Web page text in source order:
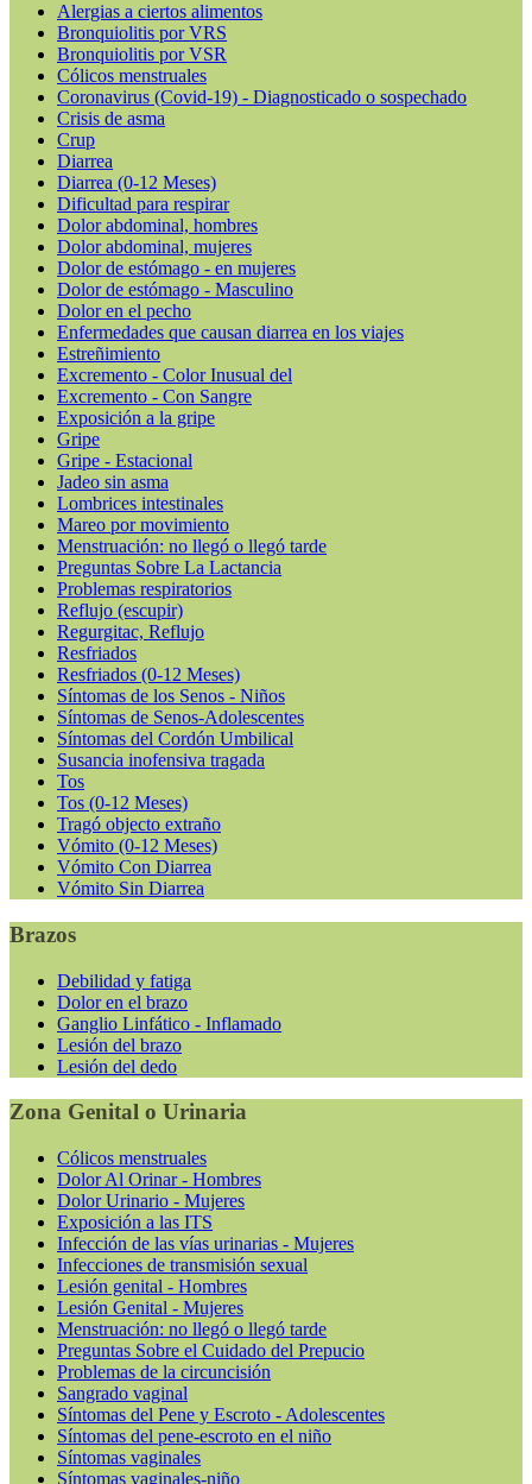
Alergias a ciertos alimentos
Bronquiolitis por VRS
Bronquiolitis por VSR
Cólicos menstruales
Coronavirus (Covid-19) - Diagnosticado o sospechado
Crisis de asma
Crup
Diarrea
Diarrea (0-12 Meses)
Dificultad para respirar
Dolor abdominal, hombres
Dolor abdominal, mujeres
Dolor de estómago - en mujeres
Dolor de estómago - Masculino
Dolor en el pecho
Enfermedades que causan diarrea en los viajes
Estreñimiento
Excremento - Color Inusual del
Excremento - Con Sangre
Exposición a la gripe
Gripe
Gripe - Estacional
Jadeo sin asma
Lombrices intestinales
Mareo por movimiento
Menstruación: no llegó o llegó tarde
Preguntas Sobre La Lactancia
Problemas respiratorios
Reflujo (escupir)
Regurgitac, Reflujo
Resfriados
Resfriados (0-12 Meses)
Síntomas de los Senos - Niños
Síntomas de Senos-Adolescentes
Síntomas del Cordón Umbilical
Susancia inofensiva tragada
Tos
Tos (0-12 Meses)
Tragó objecto extraño
Vómito (0-12 Meses)
Vómito Con Diarrea
Vómito Sin Diarrea
Brazos
Debilidad y fatiga
Dolor en el brazo
Ganglio Linfático - Inflamado
Lesión del brazo
Lesión del dedo
Zona Genital o Urinaria
Cólicos menstruales
Dolor Al Orinar - Hombres
Dolor Urinario - Mujeres
Exposición a las ITS
Infección de las vías urinarias - Mujeres
Infecciones de transmisión sexual
Lesión genital - Hombres
Lesión Genital - Mujeres
Menstruación: no llegó o llegó tarde
Preguntas Sobre el Cuidado del Prepucio
Problemas de la circuncisión
Sangrado vaginal
Síntomas del Pene y Escroto - Adolescentes
Síntomas del pene-escroto en el niño
Síntomas vaginales
Síntomas vaginales-niño